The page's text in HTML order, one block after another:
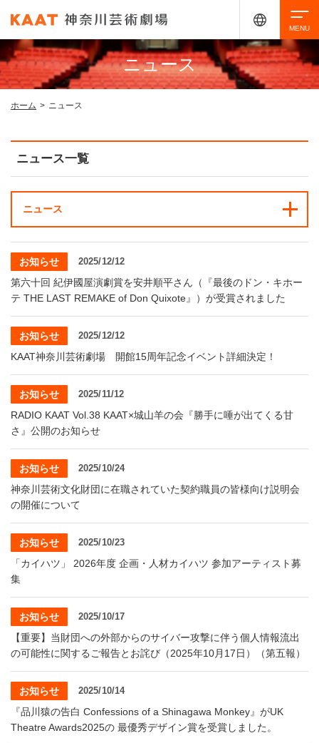
・ イベントカレンダー
・ 館内サービス・アクセシビリティ
・ レストラン/カフェ
・ 交通案内
・ よくある質問
施設を借りる
KAATについて
・ ミッション
・ 芸術監督
・ 施設概要
・ フロアマップ
・ レストラン/カフェ
KAAT 神奈川芸術劇場
SNS
検索
ニュース
ホーム > ニュース
ニュース一覧
ニュース
お知らせ 2025/12/12
第六十回 紀伊國屋演劇賞を安井順平さん（『最後のドン・キホー
テ THE LAST REMAKE of Don Quixote』）が受賞されました
お知らせ 2025/12/12
KAAT神奈川芸術劇場 開館15周年記念イベント詳細決定！
お知らせ 2025/11/12
RADIO KAAT Vol.38 KAAT×城山羊の会『勝手に唾が出てくる甘
さ』公開のお知らせ
お知らせ 2025/10/24
神奈川芸術文化財団に在職されていた契約職員の皆様向け説明会
の開催について
お知らせ 2025/10/23
「カイハツ」 2026年度 企画・人材カイハツ 参加アーティスト募
集
お知らせ 2025/10/17
【重要】当財団への外部からのサイバー攻撃に伴う個人情報流出
の可能性に関するご報告とお詫び（2025年10月17日）（第五報）
お知らせ 2025/10/14
『品川猿の告白 Confessions of a Shinagawa Monkey』がUK
Theatre Awards2025の 最優秀デザイン賞を受賞しました。